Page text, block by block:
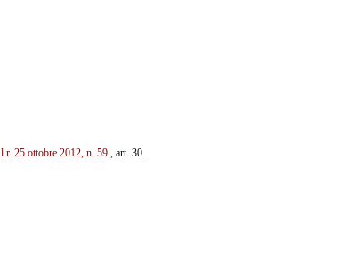
l.r. 25 ottobre 2012, n. 59, art. 30.